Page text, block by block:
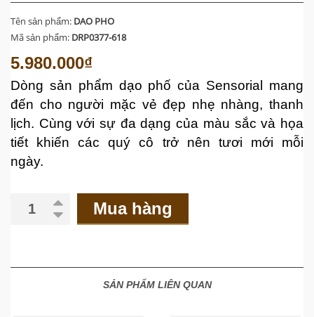
Tên sản phẩm: DAO PHO
Mã sản phẩm: DRP0377-618
5.980.000₫
Dòng sản phẩm dạo phố của Sensorial mang
đến cho người mặc vẻ đẹp nhẹ nhàng, thanh
lịch. Cùng với sự đa dạng của màu sắc và họa
tiết khiến các quý cô trở nên tươi mới mỗi
ngày.
Mua hàng
SẢN PHẨM LIÊN QUAN